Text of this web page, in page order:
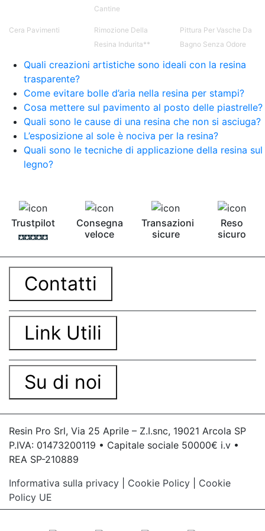
Cariche Epossidiche Adesivo bicomponente
epossidico Colla bicomponente epossidica
Applicazioni di Epossidici Colle epossidiche
Mastice epossidico Adesivo epossidico
bicomponente Malta epossidica Colla
bicomponente Pavimento epossidico pro e
contro Epossidica Colla epossidica plastica See
all articles →
Cantine
Cera Pavimenti
Rimozione Della
Resina Indurita**
Pittura Per Vasche Da
Bagno Senza Odore
Quali creazioni artistiche sono ideali con la resina
trasparente?
Come evitare bolle d’aria nella resina per stampi?
Cosa mettere sul pavimento al posto delle piastrelle?
Quali sono le cause di una resina che non si asciuga?
L’esposizione al sole è nociva per la resina?
Quali sono le tecniche di applicazione della resina sul
legno?
Trustpilot
Consegna
veloce
Transazioni
sicure
Reso
sicuro
Contatti
Link Utili
Su di noi
Resin Pro Srl, Via 25 Aprile – Z.I.snc, 19021 Arcola SP
P.IVA: 01473200119 • Capitale sociale 50000€ i.v •
REA SP-210889
Informativa sulla privacy
Cookie Policy
Cookie
Policy UE